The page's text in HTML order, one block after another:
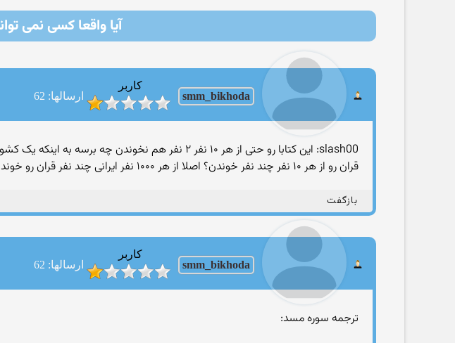
آیا واقعا كسی نمی
smm_bikhoda
کاربر
ارسالها: 62
slash00: این کتابا رو حتی از هر ۱۰ نفر ۲ نفر هم نخوندن چه برسه به اینکه یک کشور یا یه ملت رو متحول کنن
قران رو از هر ۱۰ نفر چند نفر خوندن؟ اصلا از هر ۱۰۰۰ نفر ایرانی چند نفر قران رو خوندن؟ چند نفر ترجمش رو خوندن که بفهمن؟ چند نفر .....
بازگفت
smm_bikhoda
کاربر
ارسالها: 62
ترجمه سوره مسد: